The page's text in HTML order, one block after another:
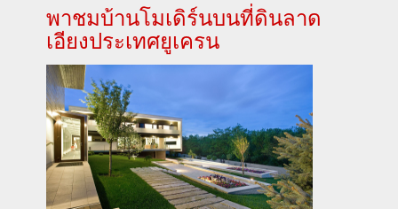
พาชมบ้านโมเดิร์นบนที่ดินลาด
เอียงประเทศยูเครน